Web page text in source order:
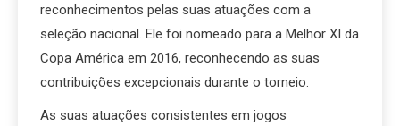
reconhecimentos pelas suas atuações com a
seleção nacional. Ele foi nomeado para a Melhor XI da
Copa América em 2016, reconhecendo as suas
contribuições excepcionais durante o torneio.
As suas atuações consistentes em jogos